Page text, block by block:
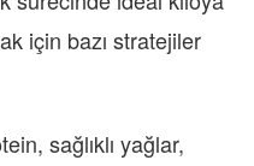
için bazı stratejiler
sağlıklı yağlar,